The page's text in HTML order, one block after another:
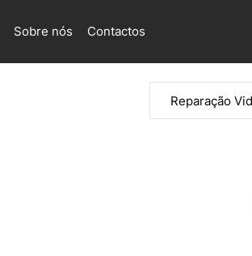
Sobre nós Contactos